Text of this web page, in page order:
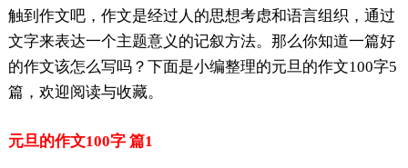
触到作文吧，作文是经过人的思想考虑和语言组织，通过
文字来表达一个主题意义的记叙方法。那么你知道一篇好
的作文该怎么写吗？下面是小编整理的元旦的作文100字5
篇，欢迎阅读与收藏。
元旦的作文100字 篇1